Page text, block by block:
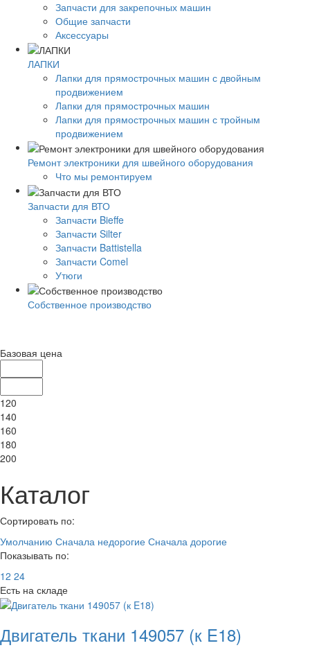
Запчасти для закрепочных машин
Общие запчасти
Аксессуары
ЛАПКИ
Лапки для прямострочных машин с двойным
продвижением
Лапки для прямострочных машин
Лапки для прямострочных машин с тройным
продвижением
Ремонт электроники для швейного оборудования
Что мы ремонтируем
Запчасти для ВТО
Запчасти Bieffe
Запчасти Silter
Запчасти Battistella
Запчасти Comel
Утюги
Собственное производство
Базовая цена
120
140
160
180
200
Каталог
Сортировать по:
Умолчанию Сначала недорогие Сначала дорогие
Показывать по:
12 24
Есть на складе
Двигатель ткани 149057 (к E18)